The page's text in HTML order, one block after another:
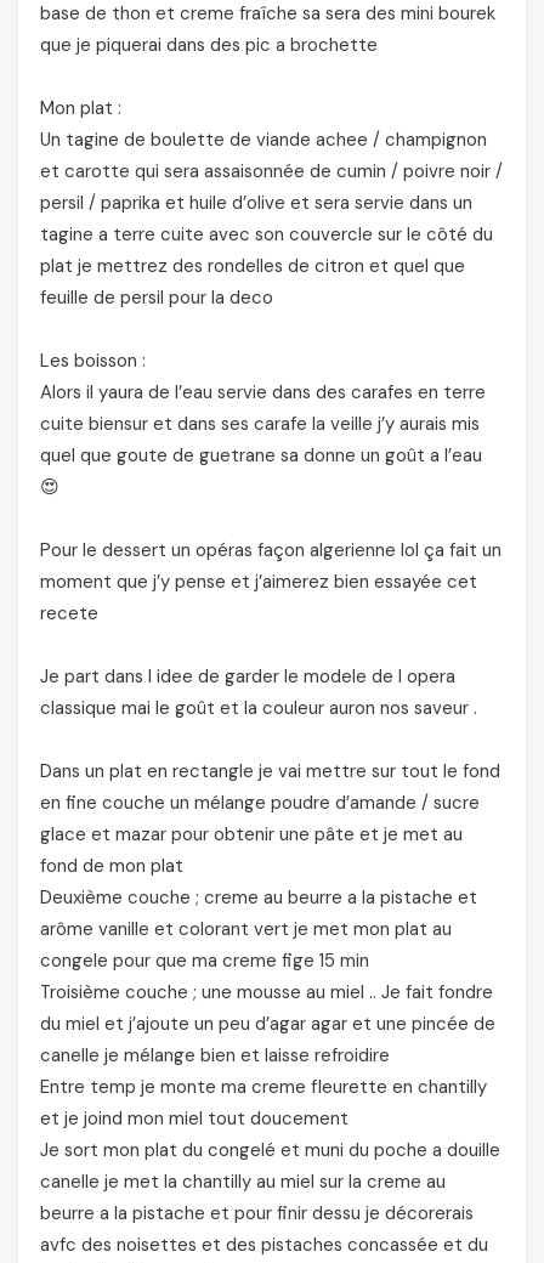
base de thon et creme fraîche sa sera des mini bourek
que je piquerai dans des pic a brochette
Mon plat :
Un tagine de boulette de viande achee / champignon
et carotte qui sera assaisonnée de cumin / poivre noir /
persil / paprika et huile d’olive et sera servie dans un
tagine a terre cuite avec son couvercle sur le côté du
plat je mettrez des rondelles de citron et quel que
feuille de persil pour la deco
Les boisson :
Alors il yaura de l’eau servie dans des carafes en terre
cuite biensur et dans ses carafe la veille j’y aurais mis
quel que goute de guetrane sa donne un goût a l’eau
😍
Pour le dessert un opéras façon algerienne lol ça fait un
moment que j’y pense et j’aimerez bien essayée cet
recete
Je part dans l idee de garder le modele de l opera
classique mai le goût et la couleur auron nos saveur .
Dans un plat en rectangle je vai mettre sur tout le fond
en fine couche un mélange poudre d’amande / sucre
glace et mazar pour obtenir une pâte et je met au
fond de mon plat
Deuxième couche ; creme au beurre a la pistache et
arôme vanille et colorant vert je met mon plat au
congele pour que ma creme fige 15 min
Troisième couche ; une mousse au miel .. Je fait fondre
du miel et j’ajoute un peu d’agar agar et une pincée de
canelle je mélange bien et laisse refroidire
Entre temp je monte ma creme fleurette en chantilly
et je joind mon miel tout doucement
Je sort mon plat du congelé et muni du poche a douille
canelle je met la chantilly au miel sur la creme au
beurre a la pistache et pour finir dessu je décorerais
avfc des noisettes et des pistaches concassée et du